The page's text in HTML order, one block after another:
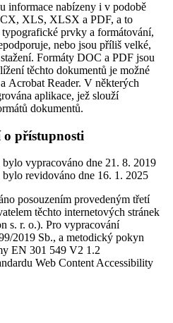
informace nabízeny i v podobě
XLS, XLSX a PDF, a to
prvky a formátování,
nebo jsou příliš velké,
Formáty DOC a PDF jsou
těchto dokumentů je možné
Acrobat Reader. V některých
aplikace, jež slouží
dokumentů.
přístupnosti
vypracováno dne 21. 8. 2019
revidováno dne 16. 1. 2025
posouzením provedeným třetí
těchto internetových stránek
s. r. o.). Pro vypracování
2019 Sb., a metodický pokyn
EN 301 549 V2 1.2
Web Content Accessibility